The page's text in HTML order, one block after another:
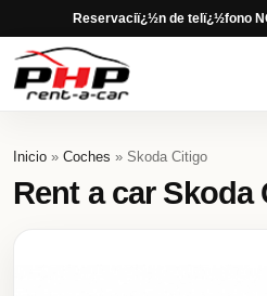
Reservaciï¿½n de telï¿½fono
Inicio » Coches » Skoda Citigo
Rent a car Skoda